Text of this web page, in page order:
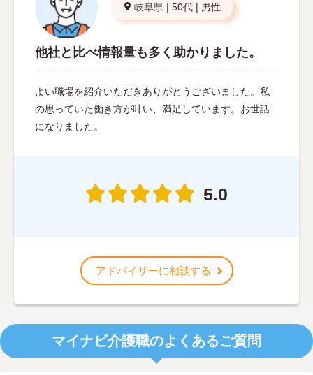
岐阜県 | 50代 | 男性
他社と比べ情報量も多く助かりました。
よい職場を紹介いただきありがとうございました。私
の思っていた働き方が叶い、満足しています。お世話
になりました。
5.0
アドバイザーに相談する
マイナビ介護職のよくあるご質問